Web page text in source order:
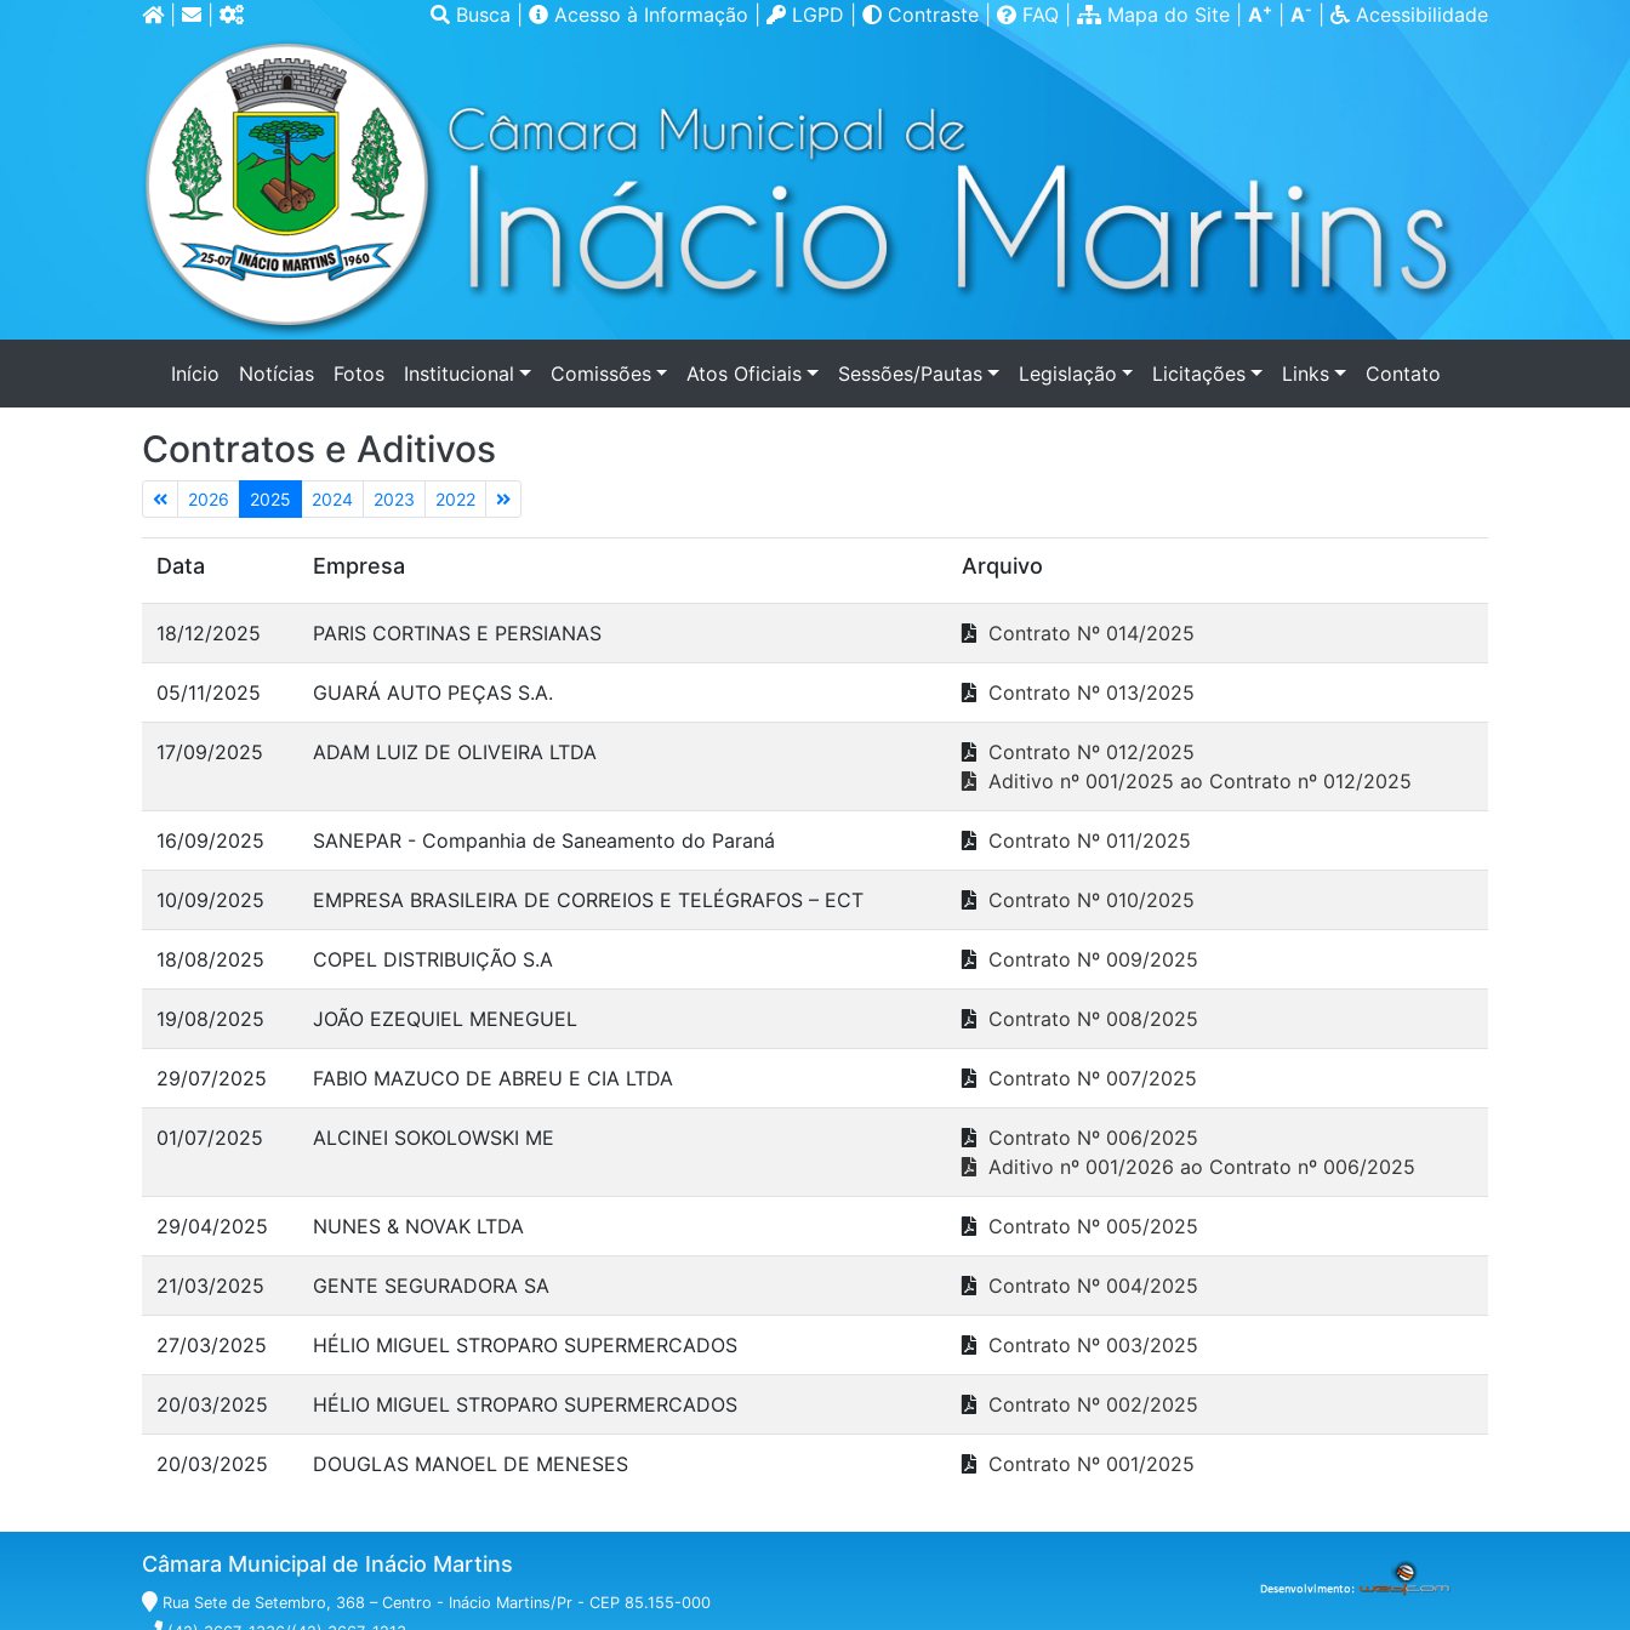
| Busca Acesso à Informação LGPD Contraste FAQ Mapa do Site A+ A- Acessibilidade
Início (current)
Notícias Fotos Institucional Comissões Atos Oficiais Sessões/Pautas Legislação Licitações Links Contato
Contratos e Aditivos
2026 2025 2024 2023 2022
Data Empresa Arquivo
18/12/2025 PARIS CORTINAS E PERSIANAS Contrato Nº 014/2025
05/11/2025 GUARÁ AUTO PEÇAS S.A. Contrato Nº 013/2025
17/09/2025 ADAM LUIZ DE OLIVEIRA LTDA
Contrato Nº 012/2025
Aditivo nº 001/2025 ao Contrato nº 012/2025
16/09/2025 SANEPAR - Companhia de Saneamento do Paraná Contrato Nº 011/2025
10/09/2025 EMPRESA BRASILEIRA DE CORREIOS E TELÉGRAFOS – ECT Contrato Nº 010/2025
18/08/2025 COPEL DISTRIBUIÇÃO S.A Contrato Nº 009/2025
19/08/2025 JOÃO EZEQUIEL MENEGUEL Contrato Nº 008/2025
29/07/2025 FABIO MAZUCO DE ABREU E CIA LTDA Contrato Nº 007/2025
01/07/2025 ALCINEI SOKOLOWSKI ME
Contrato Nº 006/2025
Aditivo nº 001/2026 ao Contrato nº 006/2025
29/04/2025 NUNES & NOVAK LTDA Contrato Nº 005/2025
21/03/2025 GENTE SEGURADORA SA Contrato Nº 004/2025
27/03/2025 HÉLIO MIGUEL STROPARO SUPERMERCADOS Contrato Nº 003/2025
20/03/2025 HÉLIO MIGUEL STROPARO SUPERMERCADOS Contrato Nº 002/2025
20/03/2025 DOUGLAS MANOEL DE MENESES Contrato Nº 001/2025
Câmara Municipal de Inácio Martins
Rua Sete de Setembro, 368 – Centro - Inácio Martins/Pr - CEP 85.155-000